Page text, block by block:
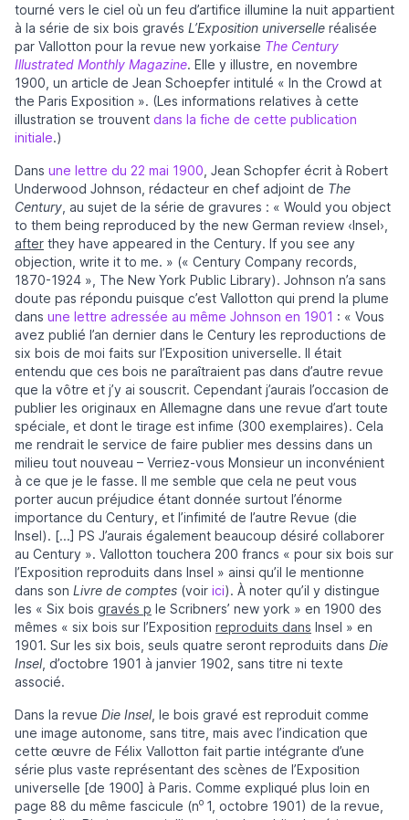
tourné vers le ciel où un feu d’artifice illumine la nuit appartient
à la série de six bois gravés L’Exposition universelle réalisée
par Vallotton pour la revue new yorkaise The Century
Illustrated Monthly Magazine. Elle y illustre, en novembre
1900, un article de Jean Schoepfer intitulé « In the Crowd at
the Paris Exposition ». (Les informations relatives à cette
illustration se trouvent dans la fiche de cette publication
initiale.)
Dans une lettre du 22 mai 1900 , Jean Schopfer écrit à Robert
Underwood Johnson, rédacteur en chef adjoint de The
Century , au sujet de la série de gravures : « Would you object
to them being reproduced by the new German review ‹Insel›,
after they have appeared in the Century. If you see any
objection, write it to me. » (« Century Company records,
1870-1924 », The New York Public Library). Johnson n’a sans
doute pas répondu puisque c’est Vallotton qui prend la plume
dans une lettre adressée au même Johnson en 1901 : « Vous
avez publié l’an dernier dans le Century les reproductions de
six bois de moi faits sur l’Exposition universelle. Il était
entendu que ces bois ne paraîtraient pas dans d’autre revue
que la vôtre et j’y ai souscrit. Cependant j’aurais l’occasion de
publier les originaux en Allemagne dans une revue d’art toute
spéciale, et dont le tirage est infime (300 exemplaires). Cela
me rendrait le service de faire publier mes dessins dans un
milieu tout nouveau – Verriez-vous Monsieur un inconvénient
à ce que je le fasse. Il me semble que cela ne peut vous
porter aucun préjudice étant donnée surtout l’énorme
importance du Century, et l’infimité de l’autre Revue (die
Insel). [...] PS J’aurais également beaucoup désiré collaborer
au Century ». Vallotton touchera 200 francs « pour six bois sur
l’Exposition reproduits dans Insel » ainsi qu’il le mentionne
dans son Livre de comptes (voir ici). À noter qu’il y distingue
les « Six bois gravés p le Scribners’ new york » en 1900 des
mêmes « six bois sur l’Exposition reproduits dans Insel » en
1901. Sur les six bois, seuls quatre seront reproduits dans Die
Insel, d’octobre 1901 à janvier 1902, sans titre ni texte
associé.
Dans la revue Die Insel, le bois gravé est reproduit comme
une image autonome, sans titre, mais avec l’indication que
cette œuvre de Félix Vallotton fait partie intégrante d’une
série plus vaste représentant des scènes de l’Exposition
universelle [de 1900] à Paris. Comme expliqué plus loin en
page 88 du même fascicule (no 1, octobre 1901) de la revue,